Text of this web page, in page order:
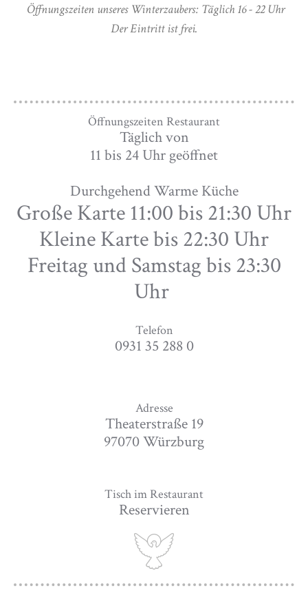
Öffnungszeiten unseres Winterzaubers: Täglich 16 - 22 Uhr
Der Eintritt ist frei.
Öffnungszeiten Restaurant
Täglich von
11 bis 24 Uhr geöffnet
Durchgehend Warme Küche
Große Karte 11:00 bis 21:30 Uhr
Kleine Karte bis 22:30 Uhr
Freitag und Samstag bis 23:30
Uhr
Telefon
0931 35 288 0
Adresse
Theaterstraße 19
97070 Würzburg
Tisch im Restaurant
Reservieren